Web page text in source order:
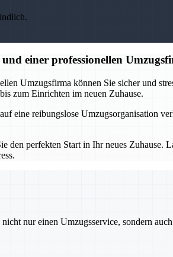
einer professionellen
Umzugsfirma können Sie sicher und
zum Einrichten im neuen Zuhause.
eine reibungslose Umzugsorganisation
perfekten Start in Ihr neues Zuhause.
nur einen Umzugsservice, sondern